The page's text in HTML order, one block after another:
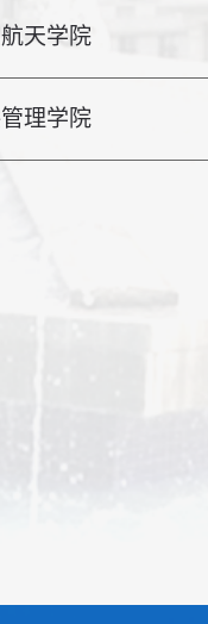
天学院
理学院